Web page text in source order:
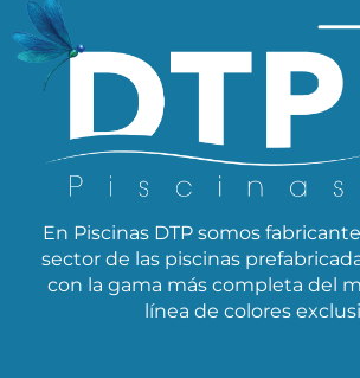
En Piscinas DTP somos
sector de las piscinas
con la gama más completa del
línea de colores